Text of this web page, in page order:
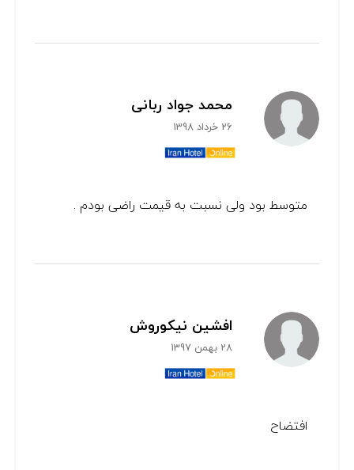
محمد جواد ربانی
26 خرداد 1398
متوسط بود ولی نسبت به قیمت راضی بودم .
افشین نیکوروش
28 بهمن 1397
افتضاح